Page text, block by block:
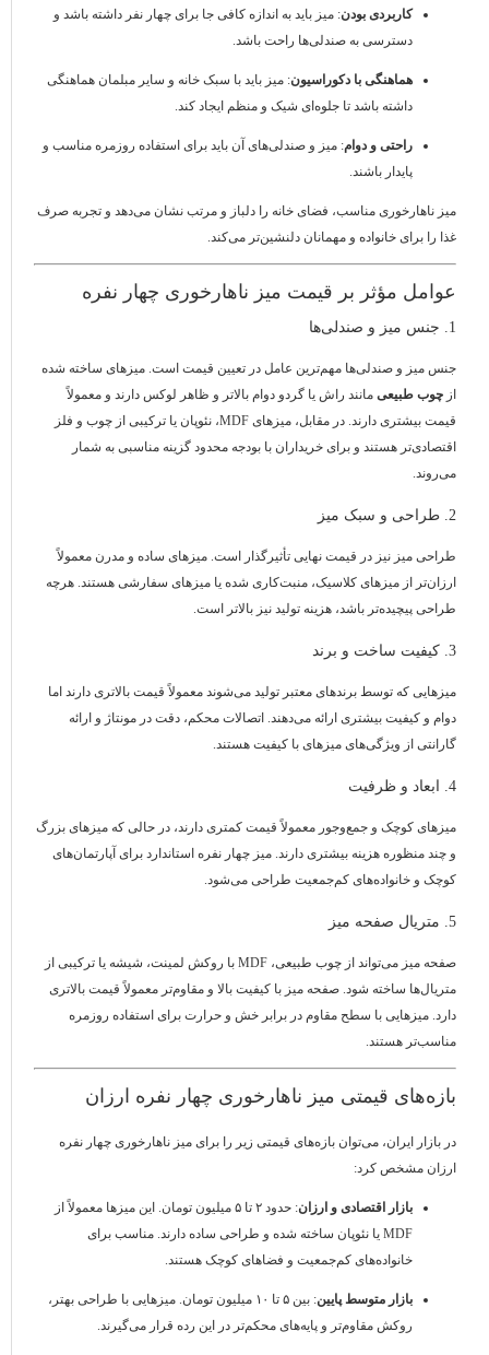
کاربردی بودن: میز باید به اندازه کافی جا برای چهار نفر داشته باشد و
دسترسی به صندلی‌ها راحت باشد.
هماهنگی با دکوراسیون: میز باید با سبک خانه و سایر مبلمان هماهنگی
داشته باشد تا جلوه‌ای شیک و منظم ایجاد کند.
راحتی و دوام: میز و صندلی‌های آن باید برای استفاده روزمره مناسب و
پایدار باشند.
میز ناهارخوری مناسب، فضای خانه را دلباز و مرتب نشان می‌دهد و تجربه صرف
غذا را برای خانواده و مهمانان دلنشین‌تر می‌کند.
عوامل مؤثر بر قیمت میز ناهارخوری چهار نفره
1. جنس میز و صندلی‌ها
جنس میز و صندلی‌ها مهم‌ترین عامل در تعیین قیمت است. میزهای ساخته شده
از چوب طبیعی مانند راش یا گردو دوام بالاتر و ظاهر لوکس دارند و معمولاً
قیمت بیشتری دارند. در مقابل، میزهای MDF، نئوپان یا ترکیبی از چوب و فلز
اقتصادی‌تر هستند و برای خریداران با بودجه محدود گزینه مناسبی به شمار
می‌روند.
2. طراحی و سبک میز
طراحی میز نیز در قیمت نهایی تأثیرگذار است. میزهای ساده و مدرن معمولاً
ارزان‌تر از میزهای کلاسیک، منبت‌کاری شده یا میزهای سفارشی هستند. هرچه
طراحی پیچیده‌تر باشد، هزینه تولید نیز بالاتر است.
3. کیفیت ساخت و برند
میزهایی که توسط برندهای معتبر تولید می‌شوند معمولاً قیمت بالاتری دارند اما
دوام و کیفیت بیشتری ارائه می‌دهند. اتصالات محکم، دقت در مونتاژ و ارائه
گارانتی از ویژگی‌های میزهای با کیفیت هستند.
4. ابعاد و ظرفیت
میزهای کوچک و جمع‌وجور معمولاً قیمت کمتری دارند، در حالی که میزهای بزرگ
و چند منظوره هزینه بیشتری دارند. میز چهار نفره استاندارد برای آپارتمان‌های
کوچک و خانواده‌های کم‌جمعیت طراحی می‌شود.
5. متریال صفحه میز
صفحه میز می‌تواند از چوب طبیعی، MDF با روکش لمینت، شیشه یا ترکیبی از
متریال‌ها ساخته شود. صفحه میز با کیفیت بالا و مقاوم‌تر معمولاً قیمت بالاتری
دارد. میزهایی با سطح مقاوم در برابر خش و حرارت برای استفاده روزمره
مناسب‌تر هستند.
بازه‌های قیمتی میز ناهارخوری چهار نفره ارزان
در بازار ایران، می‌توان بازه‌های قیمتی زیر را برای میز ناهارخوری چهار نفره
ارزان مشخص کرد:
بازار اقتصادی و ارزان
: حدود ۲ تا ۵ میلیون تومان. این میزها معمولاً از
MDF یا نئوپان ساخته شده و طراحی ساده دارند. مناسب برای
خانواده‌های کم‌جمعیت و فضاهای کوچک هستند.
بازار متوسط پایین
: بین ۵ تا ۱۰ میلیون تومان. میزهایی با طراحی بهتر،
روکش مقاوم‌تر و پایه‌های محکم‌تر در این رده قرار می‌گیرند.